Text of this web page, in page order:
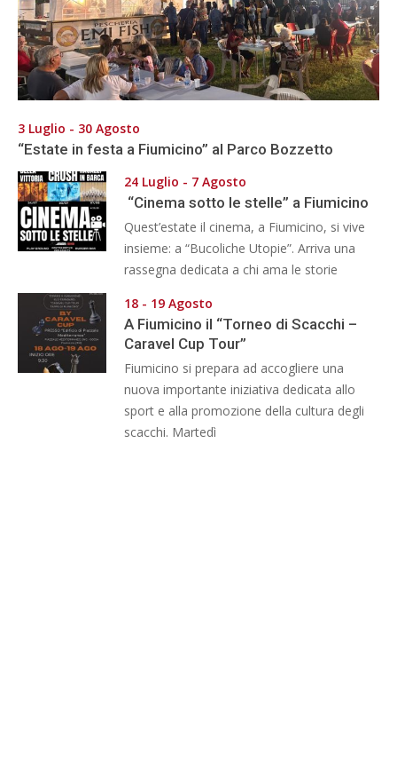
3 Luglio - 30 Agosto
“Estate in festa a Fiumicino” al Parco Bozzetto
24 Luglio - 7 Agosto
“Cinema sotto le stelle” a Fiumicino
Quest’estate il cinema, a Fiumicino, si vive
insieme: a “Bucoliche Utopie”. Arriva una
rassegna dedicata a chi ama le storie
18 - 19 Agosto
A Fiumicino il “Torneo di Scacchi –
Caravel Cup Tour”
Fiumicino si prepara ad accogliere una
nuova importante iniziativa dedicata allo
sport e alla promozione della cultura degli
scacchi. Martedì